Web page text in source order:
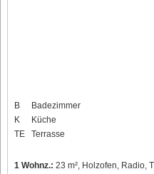
B
Badezimmer
K
Küche
TE
Terrasse
1 Wohnz.: 23 m², Holzofen, Radio,